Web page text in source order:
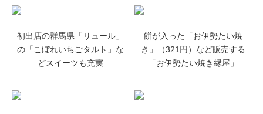
初出店の群馬県「リュール」
の「こぼれいちごタルト」な
どスイーツも充実
餅が入った「お伊勢たい焼
き」（321円）など販売する
「お伊勢たい焼き縁屋」